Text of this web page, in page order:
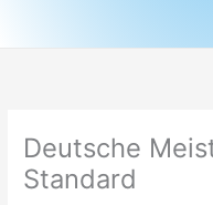
Deutsche
Standard